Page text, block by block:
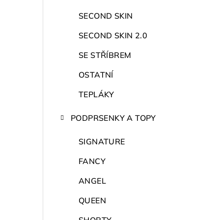
SECOND SKIN
SECOND SKIN 2.0
SE STŘÍBREM
OSTATNÍ
TEPLÁKY
PODPRSENKY A TOPY
SIGNATURE
FANCY
ANGEL
QUEEN